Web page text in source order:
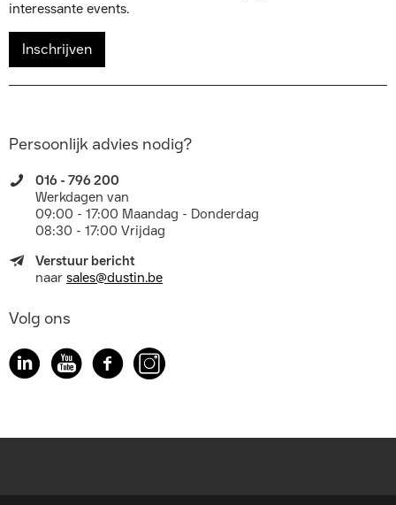
interessante events.
Inschrijven
Persoonlijk advies nodig?
016 - 796 200
Werkdagen van
09:00 - 17:00 Maandag - Donderdag
08:30 - 17:00 Vrijdag
Verstuur bericht
naar sales@dustin.be
Volg ons